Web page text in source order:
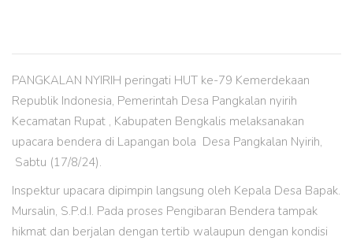
PANGKALAN NYIRIH peringati HUT ke-79 Kemerdekaan
Republik Indonesia, Pemerintah Desa Pangkalan nyirih
Kecamatan Rupat , Kabupaten Bengkalis melaksanakan
upacara bendera di Lapangan bola Desa Pangkalan Nyirih,
Sabtu (17/8/24).
Inspektur upacara dipimpin langsung oleh Kepala Desa Bapak.
Mursalin, S.P.d.I. Pada proses Pengibaran Bendera tampak
hikmat dan berjalan dengan tertib walaupun dengan kondisi